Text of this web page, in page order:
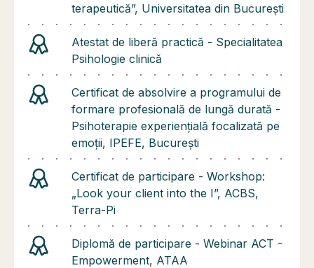
terapeutică”, Universitatea din București
Atestat de liberă practică - Specialitatea
Psihologie clinică
Certificat de absolvire a programului de
formare profesională de lungă durată -
Psihoterapie experiențială focalizată pe
emoții, IPEFE, București
Certificat de participare - Workshop:
„Look your client into the I”, ACBS,
Terra-Pi
Diplomă de participare - Webinar ACT -
Empowerment, ATAA